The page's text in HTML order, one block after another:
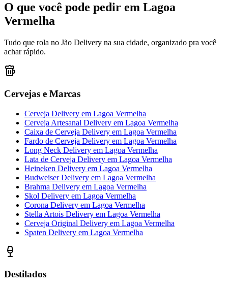
O que você pode pedir em Lagoa
Vermelha
Tudo que rola no Jão Delivery na sua cidade, organizado pra você
achar rápido.
Cervejas e Marcas
Cerveja Delivery em Lagoa Vermelha
Cerveja Artesanal Delivery em Lagoa Vermelha
Caixa de Cerveja Delivery em Lagoa Vermelha
Fardo de Cerveja Delivery em Lagoa Vermelha
Long Neck Delivery em Lagoa Vermelha
Lata de Cerveja Delivery em Lagoa Vermelha
Heineken Delivery em Lagoa Vermelha
Budweiser Delivery em Lagoa Vermelha
Brahma Delivery em Lagoa Vermelha
Skol Delivery em Lagoa Vermelha
Corona Delivery em Lagoa Vermelha
Stella Artois Delivery em Lagoa Vermelha
Cerveja Original Delivery em Lagoa Vermelha
Spaten Delivery em Lagoa Vermelha
Destilados